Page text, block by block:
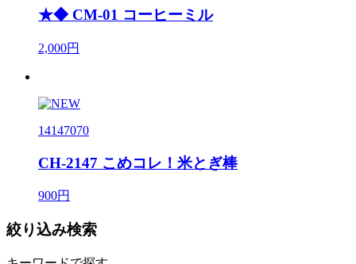
★◆ CM-01 コーヒーミル
2,000円
14147070
CH-2147 こめコレ！米とぎ棒
900円
絞り込み検索